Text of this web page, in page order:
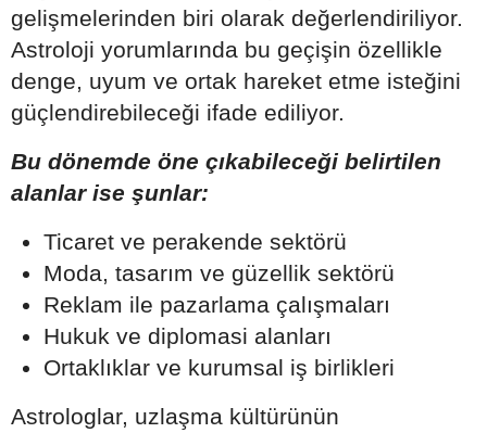
gelişmelerinden biri olarak değerlendiriliyor.
Astroloji yorumlarında bu geçişin özellikle
denge, uyum ve ortak hareket etme isteğini
güçlendirebileceği ifade ediliyor.
Bu dönemde öne çıkabileceği belirtilen
alanlar ise şunlar:
Ticaret ve perakende sektörü
Moda, tasarım ve güzellik sektörü
Reklam ile pazarlama çalışmaları
Hukuk ve diplomasi alanları
Ortaklıklar ve kurumsal iş birlikleri
Astrologlar, uzlaşma kültürünün